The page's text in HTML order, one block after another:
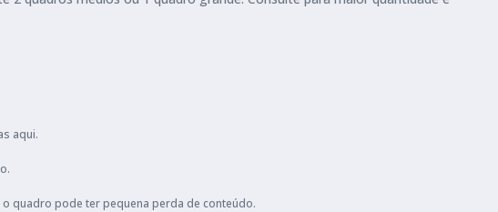
aqui.
quadro pode ter pequena perda de conteúdo.